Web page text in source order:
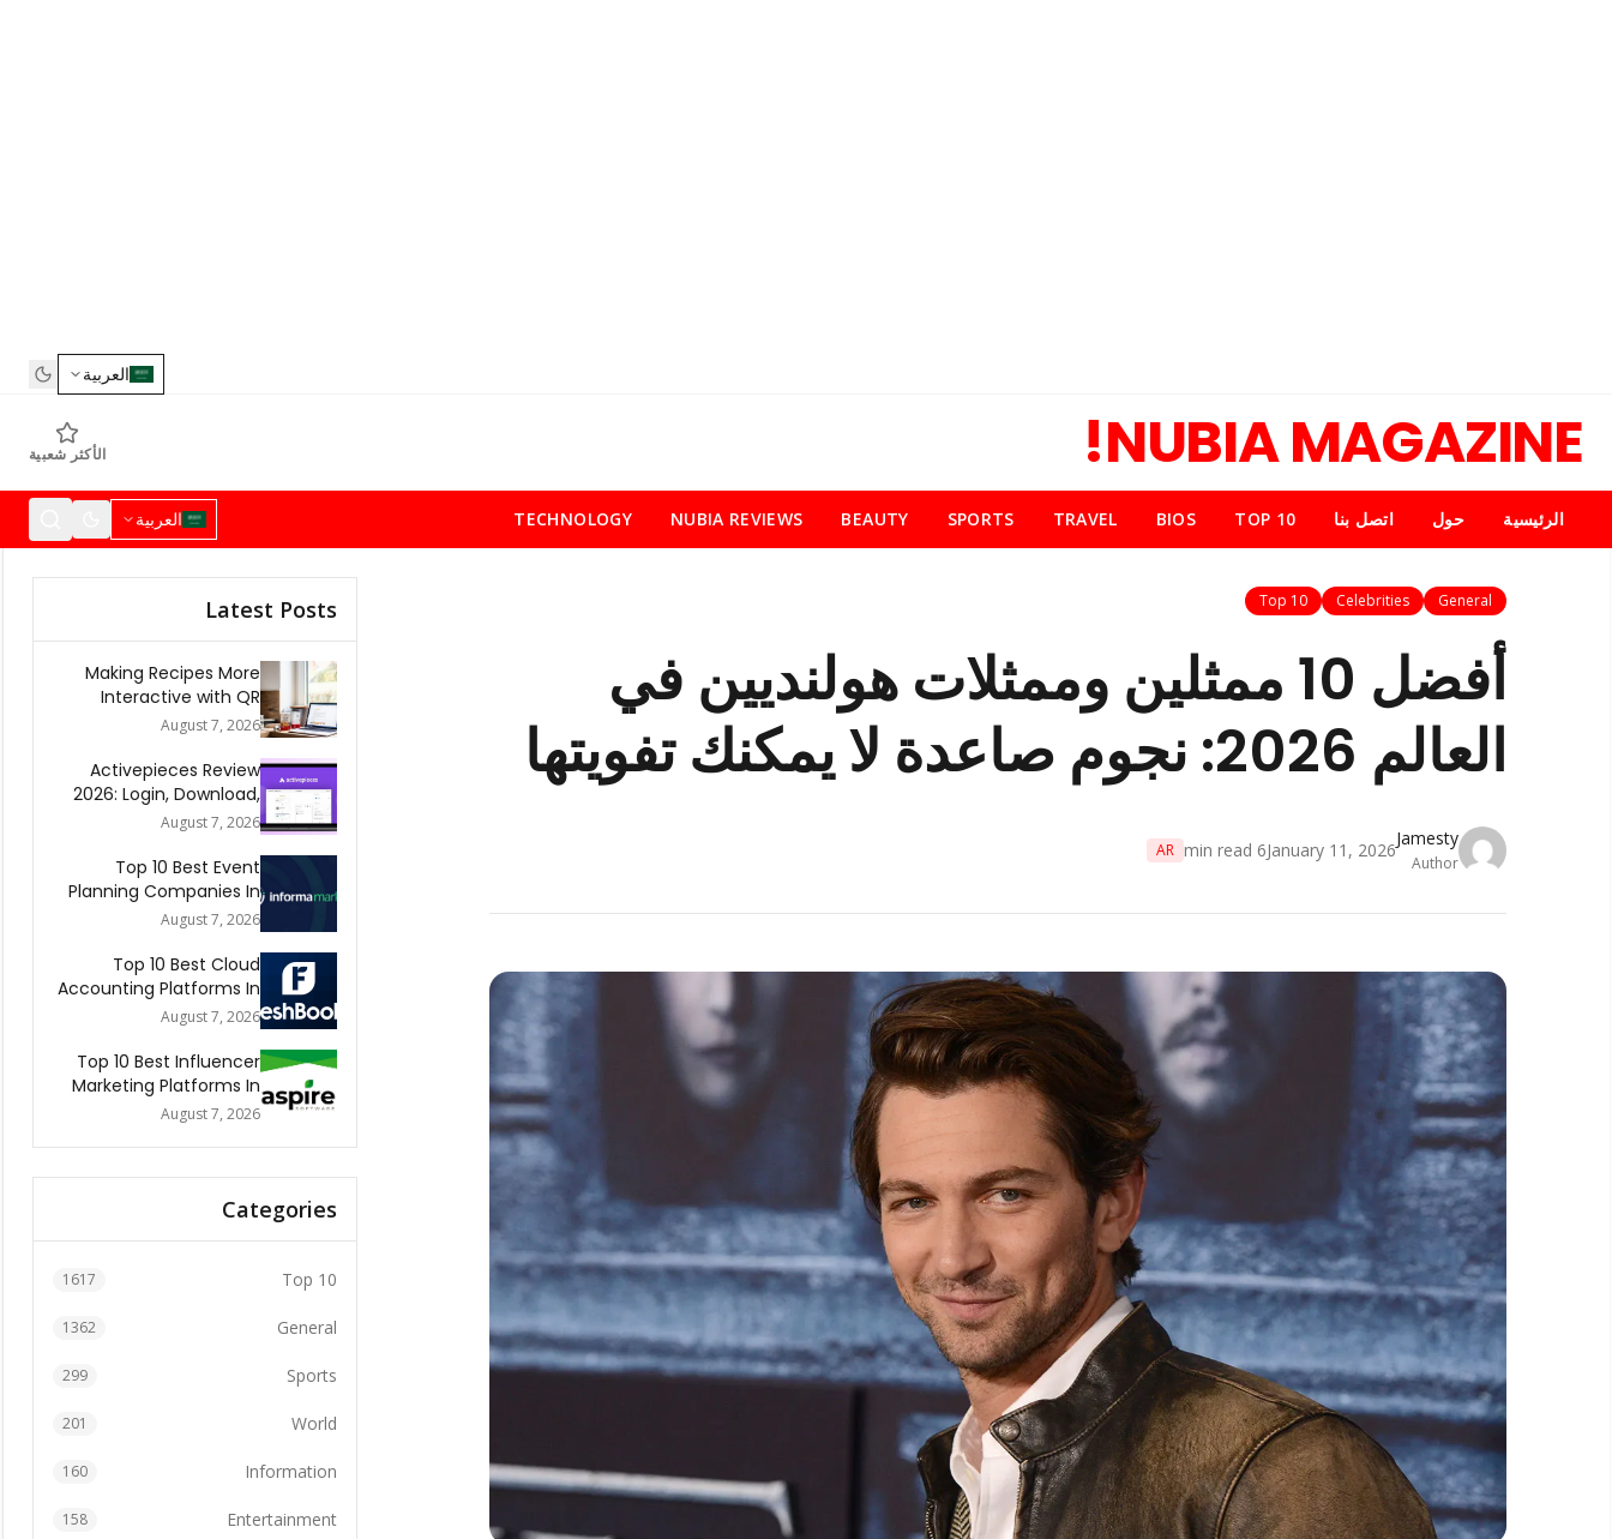
العربية
NUBIA MAGAZINE! الأكثر شعبية
الرئيسية حول اتصل بنا TOP 10
BIOS
TRAVEL
SPORTS
BEAUTY
NUBIA REVIEWS
TECHNOLOGY العربية
General
Celebrities
Top 10
أفضل 10 ممثلين وممثلات هولنديين في
العالم 2026: نجوم صاعدة لا يمكنك تفويتها
Jamesty
Author
January 11, 2026
6
AR
Latest Posts
Making Recipes More
Interactive with QR
Codes
August 7, 2026
Activepieces Review
2026: Login, Download,
AI, Pricing, Automation &
August 7, 2026
Top 10 Best Event
Planning Companies In
The World 2026
August 7, 2026
Top 10 Best Cloud
Accounting Platforms In
The World 2026
August 7, 2026
Top 10 Best Influencer
Marketing Platforms In
The World 2026
August 7, 2026
Categories
Top 10
1617
General
1362
Sports
299
World
201
Information
160
Entertainment
158